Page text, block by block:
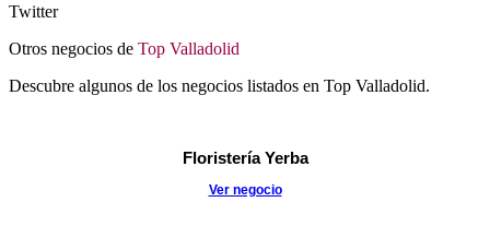
Twitter
Otros negocios de Top Valladolid
Descubre algunos de los negocios listados en Top Valladolid.
Floristería Yerba
Ver negocio